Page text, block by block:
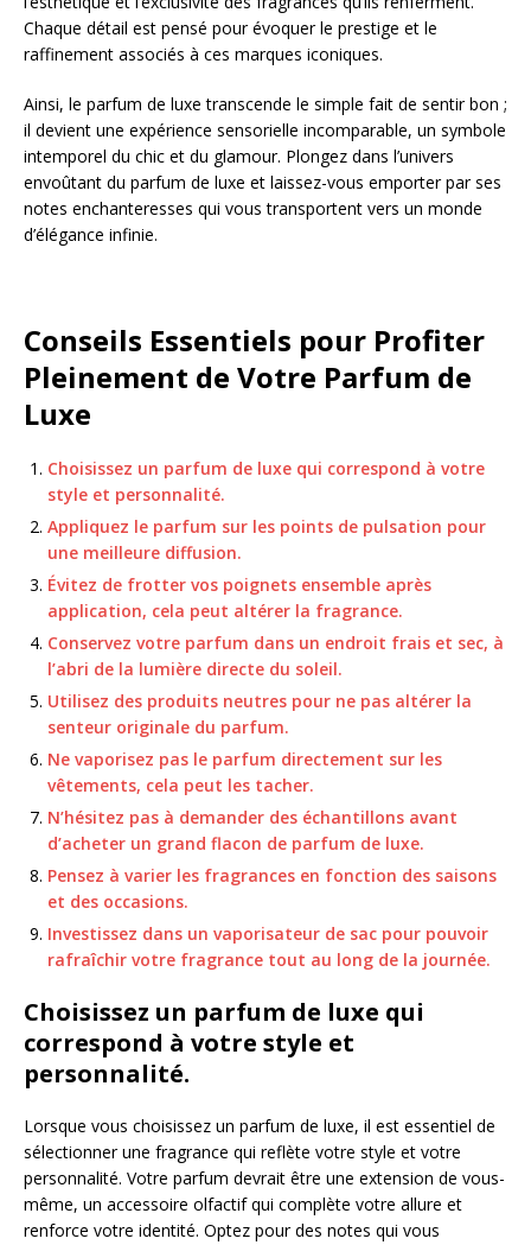
Chaque détail est pensé pour évoquer le prestige et le
raffinement associés à ces marques iconiques.
Ainsi, le parfum de luxe transcende le simple fait de sentir bon ;
il devient une expérience sensorielle incomparable, un symbole
intemporel du chic et du glamour. Plongez dans l’univers
envoûtant du parfum de luxe et laissez-vous emporter par ses
notes enchanteresses qui vous transportent vers un monde
d’élégance infinie.
Conseils Essentiels pour Profiter
Pleinement de Votre Parfum de
Luxe
Choisissez un parfum de luxe qui correspond à votre
style et personnalité.
Appliquez le parfum sur les points de pulsation pour
une meilleure diffusion.
Évitez de frotter vos poignets ensemble après
application, cela peut altérer la fragrance.
Conservez votre parfum dans un endroit frais et sec, à
l’abri de la lumière directe du soleil.
Utilisez des produits neutres pour ne pas altérer la
senteur originale du parfum.
Ne vaporisez pas le parfum directement sur les
vêtements, cela peut les tacher.
N’hésitez pas à demander des échantillons avant
d’acheter un grand flacon de parfum de luxe.
Pensez à varier les fragrances en fonction des saisons
et des occasions.
Investissez dans un vaporisateur de sac pour pouvoir
rafraîchir votre fragrance tout au long de la journée.
Choisissez un parfum de luxe qui
correspond à votre style et
personnalité.
Lorsque vous choisissez un parfum de luxe, il est essentiel de
sélectionner une fragrance qui reflète votre style et votre
personnalité. Votre parfum devrait être une extension de vous-
même, un accessoire olfactif qui complète votre allure et
renforce votre identité. Optez pour des notes qui vous